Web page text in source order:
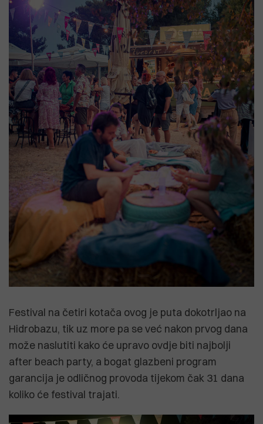
Festival na četiri kotača ovog je puta dokotrljao na
Hidrobazu, tik uz more pa se već nakon prvog dana
može naslutiti kako će upravo ovdje biti najbolji
after beach party, a bogat glazbeni program
garancija je odličnog provoda tijekom čak 31 dana
koliko će festival trajati.